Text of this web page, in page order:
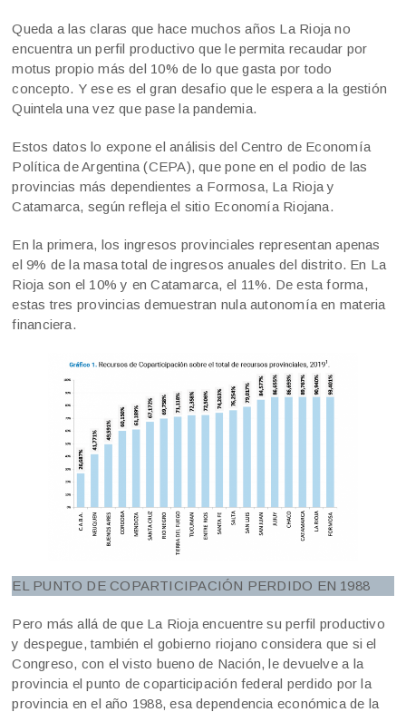
Queda a las claras que hace muchos años La Rioja no
encuentra un perfil productivo que le permita recaudar por
motus propio más del 10% de lo que gasta por todo
concepto. Y ese es el gran desafio que le espera a la gestión
Quintela una vez que pase la pandemia.
Estos datos lo expone el análisis del Centro de Economía
Política de Argentina (CEPA), que pone en el podio de las
provincias más dependientes a Formosa, La Rioja y
Catamarca, según refleja el sitio Economía Riojana.
En la primera, los ingresos provinciales representan apenas
el 9% de la masa total de ingresos anuales del distrito. En La
Rioja son el 10% y en Catamarca, el 11%. De esta forma,
estas tres provincias demuestran nula autonomía en materia
financiera.
EL PUNTO DE COPARTICIPACIÓN PERDIDO EN 1988
Pero más allá de que La Rioja encuentre su perfil productivo
y despegue, también el gobierno riojano considera que si el
Congreso, con el visto bueno de Nación, le devuelve a la
provincia el punto de coparticipación federal perdido por la
provincia en el año 1988, esa dependencia económica de la